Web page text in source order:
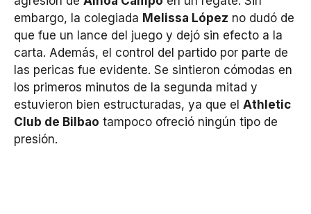
embargo, la colegiada Melissa López no dudó de
que fue un lance del juego y dejó sin efecto a la
carta. Además, el control del partido por parte de
las pericas fue evidente. Se sintieron cómodas en
los primeros minutos de la segunda mitad y
estuvieron bien estructuradas, ya que el Athletic
Club de Bilbao tampoco ofreció ningún tipo de
presión.